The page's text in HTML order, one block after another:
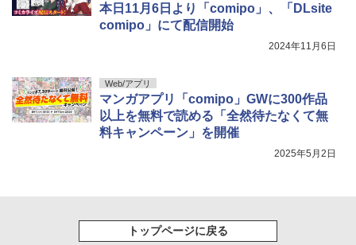
本日11月6日より「comipo」、「DLsite
comipo」にて配信開始
2024年11月6日
Web/アプリ
マンガアプリ「comipo」GWに300作品
以上を無料で読める「全然待たなくて無
料キャンペーン」を開催
2025年5月2日
トップページに戻る